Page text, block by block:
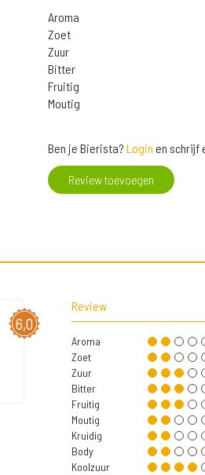
Aroma
Zoet
Zuur
Bitter
Fruitig
Moutig
Ben je Bierista? Login en schrijf
Review toevoegen
6,0
Review
Aroma
Zoet
Zuur
Bitter
Fruitig
Moutig
Kruidig
Body
Koolzuur